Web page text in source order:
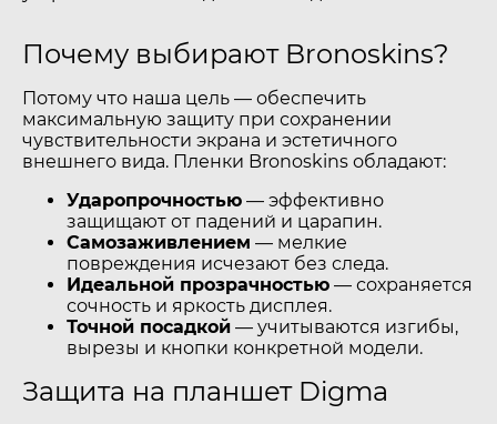
Почему выбирают Bronoskins?
Потому что наша цель — обеспечить
максимальную защиту при сохранении
чувствительности экрана и эстетичного
внешнего вида. Пленки Bronoskins обладают:
Ударопрочностью — эффективно
защищают от падений и царапин.
Самозаживлением — мелкие
повреждения исчезают без следа.
Идеальной прозрачностью — сохраняется
сочность и яркость дисплея.
Точной посадкой — учитываются изгибы,
вырезы и кнопки конкретной модели.
Защита на планшет Digma